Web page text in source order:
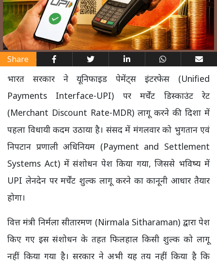
Share
भारत सरकार ने यूनिफाइड पेमेंट्स इंटरफेस (Unified
Payments Interface-UPI) पर मर्चेंट डिस्काउंट रेट
(Merchant Discount Rate-MDR) लागू करने की दिशा में
पहला विधायी कदम उठाया है। संसद में मंगलवार को भुगतान एवं
निपटान प्रणाली अधिनियम (Payment and Settlement
Systems Act) में संशोधन पेश किया गया, जिससे भविष्य में
UPI लेनदेन पर मर्चेंट शुल्क लागू करने का कानूनी आधार तैयार
होगा।
वित्त मंत्री निर्मला सीतारमण (Nirmala Sitharaman) द्वारा पेश
किए गए इस संशोधन के तहत फिलहाल किसी शुल्क को लागू
नहीं किया गया है। सरकार ने अभी यह तय नहीं किया है कि